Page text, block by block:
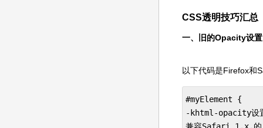
CSS透明技巧汇总
一、旧的Opacity设置
以下代码是Firefox和
#myElement {
-khtml-opacity设置